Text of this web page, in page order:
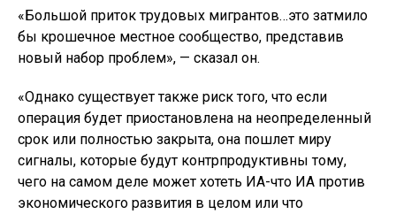
«Большой приток трудовых мигрантов…это затмило
бы крошечное местное сообщество, представив
новый набор проблем», — сказал он.
«Однако существует также риск того, что если
операция будет приостановлена на неопределенный
срок или полностью закрыта, она пошлет миру
сигналы, которые будут контрпродуктивны тому,
чего на самом деле может хотеть ИА-что ИА против
экономического развития в целом или что